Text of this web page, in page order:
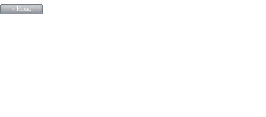
« Назад